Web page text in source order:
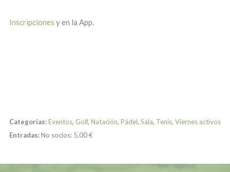
Inscripciones y en la App.
Categorías:Eventos, Golf, Natación, Pádel, Sala, Tenis, Viernes activos
Entradas:No socios: 5,00 €